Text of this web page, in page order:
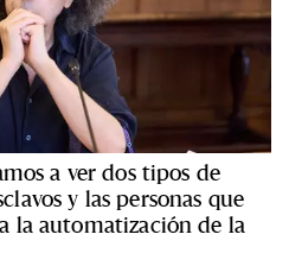
a ver dos tipos de
y las personas que
la automatización de la